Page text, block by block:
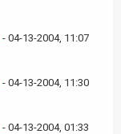
- 04-13-2004, 11:07
- 04-13-2004, 11:30
- 04-13-2004, 01:33